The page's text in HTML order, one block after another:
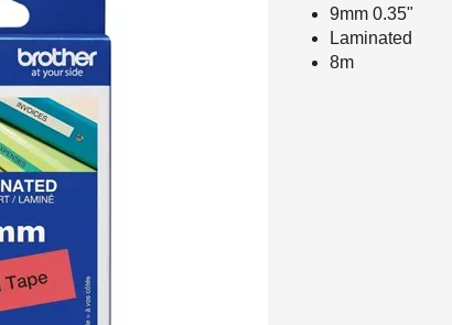
9mm 0.35"
Laminated
8m